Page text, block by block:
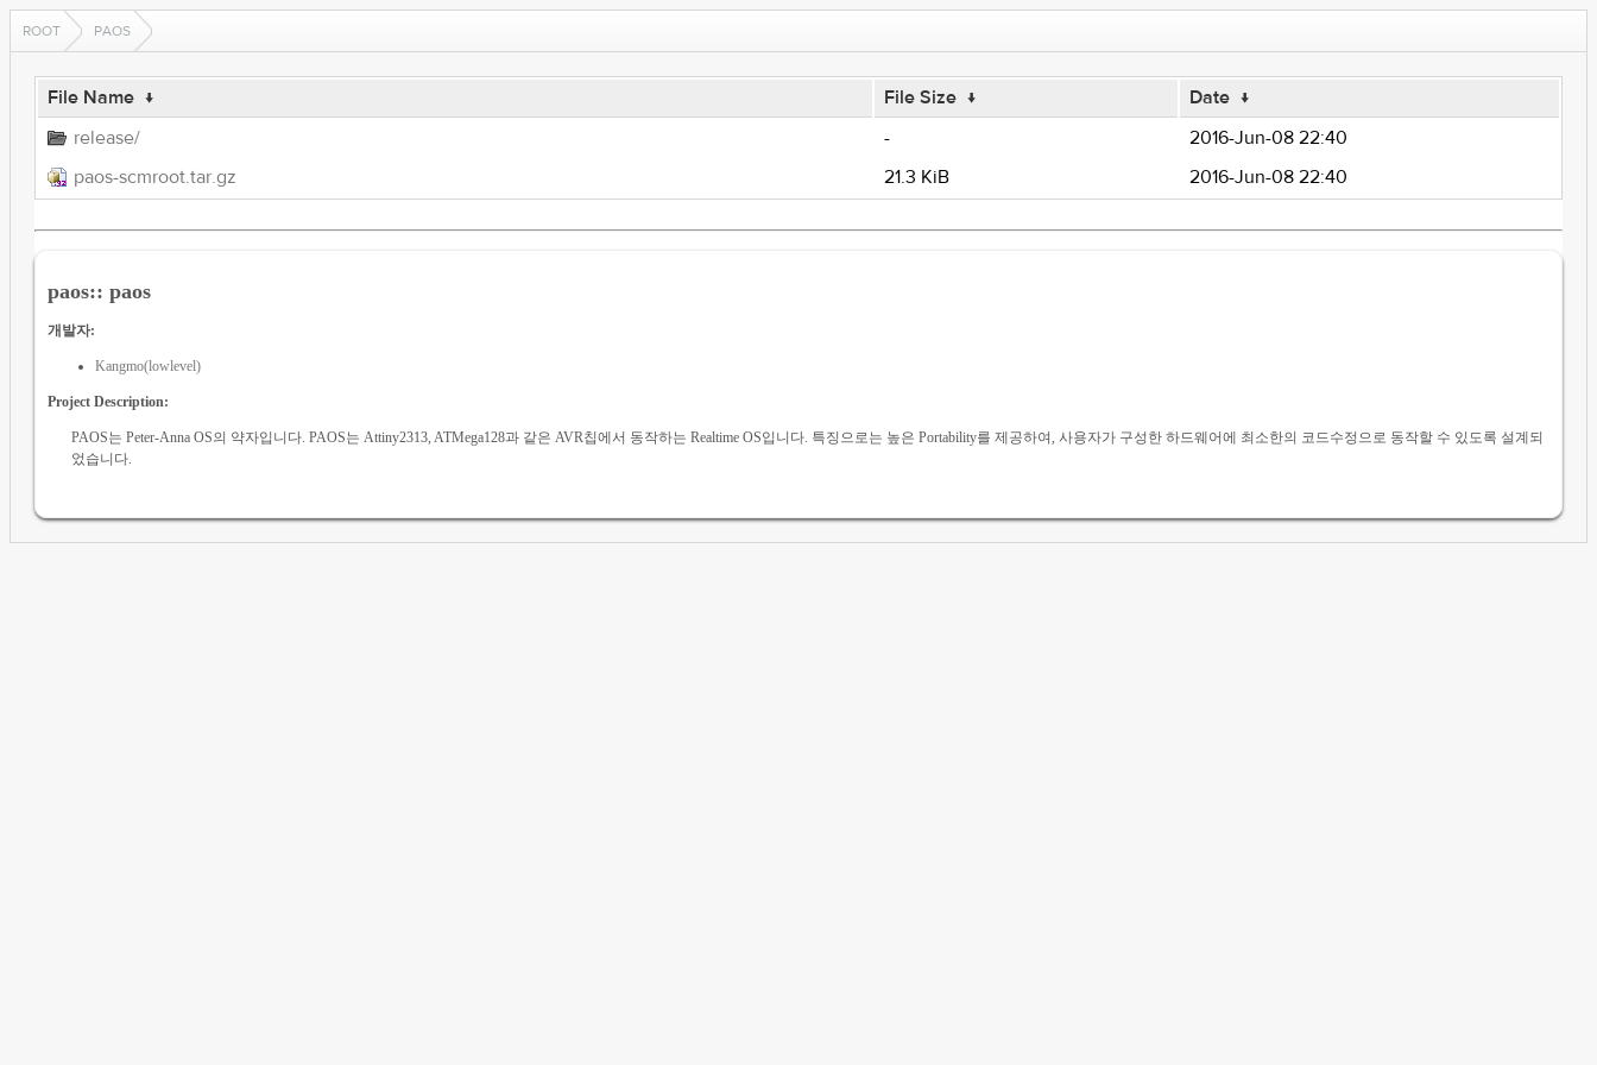
ROOT PAOS
File Name ↓ File Size ↓ Date ↓
release/
-
2016-Jun-08 22:40
paos-scmroot.tar.gz
21.3 KiB 2016-Jun-08 22:40
paos:: paos
개발자:
Kangmo(lowlevel)
Project Description:
PAOS는 Peter-Anna OS의 약자입니다. PAOS는 Attiny2313, ATMega128과 같은 AVR칩에서 동작하는 Realtime OS입니다. 특징으로는 높은 Portability를 제공하여, 사용자가 구성한 하드웨어에 최소한의 코드수정으로 동작할 수 있도록 설계되
었습니다.